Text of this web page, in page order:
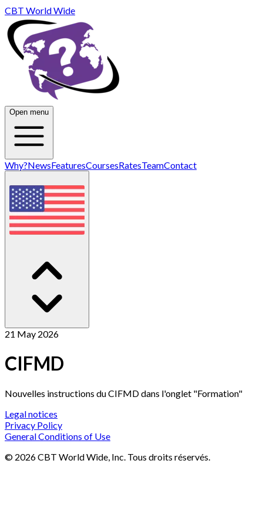
CBT World Wide
Open menu
Why?NewsFeaturesCoursesRatesTeamContact
21 May 2026
CIFMD
Nouvelles instructions du CIFMD dans l'onglet "Formation"
Legal notices
Privacy Policy
General Conditions of Use
© 2026CBT World Wide, Inc. Tous droits réservés.